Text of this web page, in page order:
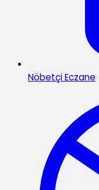
Nöbetçi Eczane